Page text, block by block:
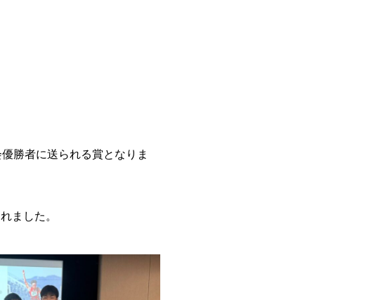
勝者に送られる賞となりま
ました。